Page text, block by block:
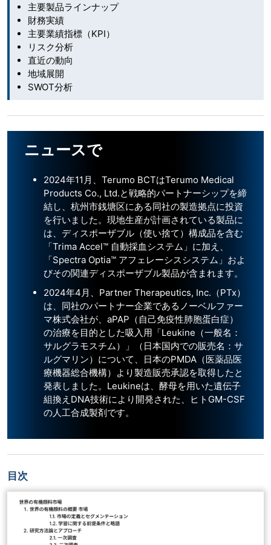
主要製品ラインナップ
財務実績
主要業績指標（KPI）
リスク分析
直近の動向
地域展開
SWOT分析
ニュースで
2024年11月、Terumo BCTはTerumo Medical
Products Co., Ltd.と戦略的パートナーシップを締
結し、杭州市銭塘区にある同社の製造拠点に投資
を行いました。現地生産が計画されている製品に
は、ディスポーザブル（使い捨て）構成品を含む
「Trima Accel™ 自動採血システム」に加え、
「Spectra Optia™ アフェレーシスシステム」およ
びその関連ディスポーザブル製品が含まれます。
2024年4月、Partner Therapeutics, Inc.（PTx）
は、同社のパートナー企業であるノーベルファー
マ株式会社が、aPAP（自己免疫性肺胞蛋白症）
の治療を目的とした吸入用「Leukine（一般名：
サルグラモスチム）」（日本国内での販売名：サ
ルグマリン）について、日本のPMDA（医薬品医
療機器総合機構）より製造販売承認を取得したと
発表しました。Leukineは、酵母を用いた遺伝子
組換えDNA技術により開発された、ヒトGM-CSF
の人工合成製剤です。
目次